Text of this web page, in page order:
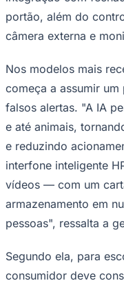
Corinthians
portão, além do
câmera externa e
Nos modelos mais
começa a assumir
falsos alertas. "A IA
e até animais,
e reduzindo
interfone inteligente
vídeos — com um
armazenamento em
pessoas", ressalta a
Segundo ela, para
consumidor deve